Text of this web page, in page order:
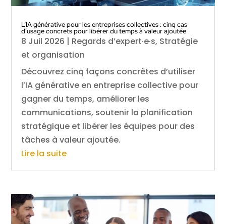
L’IA générative pour les entreprises collectives : cinq cas
d’usage concrets pour libérer du temps à valeur ajoutée
8 Juil 2026 | Regards d’expert·e·s, Stratégie
et organisation
Découvrez cinq façons concrètes d’utiliser
l’IA générative en entreprise collective pour
gagner du temps, améliorer les
communications, soutenir la planification
stratégique et libérer les équipes pour des
tâches à valeur ajoutée.
Lire la suite